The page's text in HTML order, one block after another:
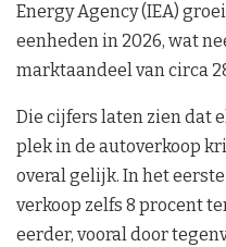
Energy Agency (IEA)
eenheden in 2026, wat
marktaandeel van circa
Die cijfers laten zien dat
plek in de autoverkoop
overal gelijk. In het
verkoop zelfs 8 procent
eerder, vooral door